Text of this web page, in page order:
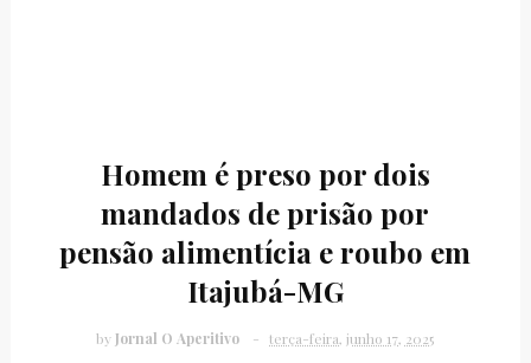
Homem é preso por dois
mandados de prisão por
pensão alimentícia e roubo em
Itajubá-MG
by Jornal O Aperitivo terça-feira, junho 17, 2025